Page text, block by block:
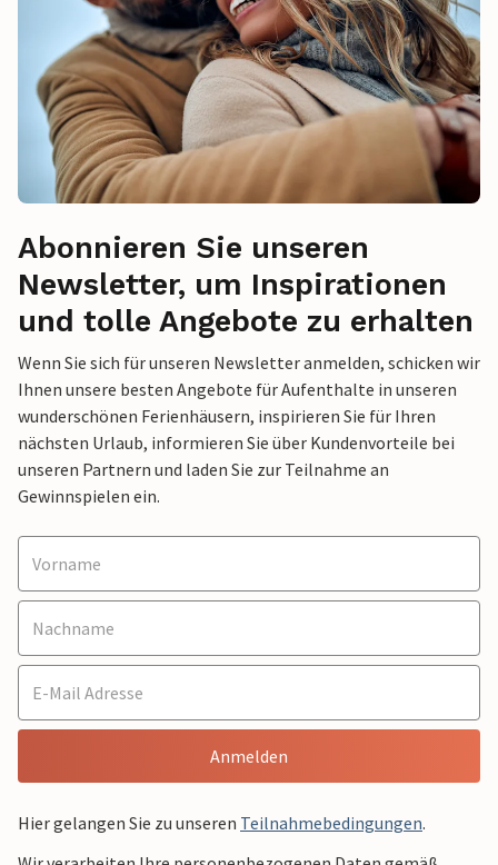
Abonnieren Sie unseren
Newsletter, um Inspirationen
und tolle Angebote zu erhalten
Wenn Sie sich für unseren Newsletter anmelden, schicken wir
Ihnen unsere besten Angebote für Aufenthalte in unseren
wunderschönen Ferienhäusern, inspirieren Sie für Ihren
nächsten Urlaub, informieren Sie über Kundenvorteile bei
unseren Partnern und laden Sie zur Teilnahme an
Gewinnspielen ein.
Anmelden
Hier gelangen Sie zu unseren Teilnahmebedingungen.